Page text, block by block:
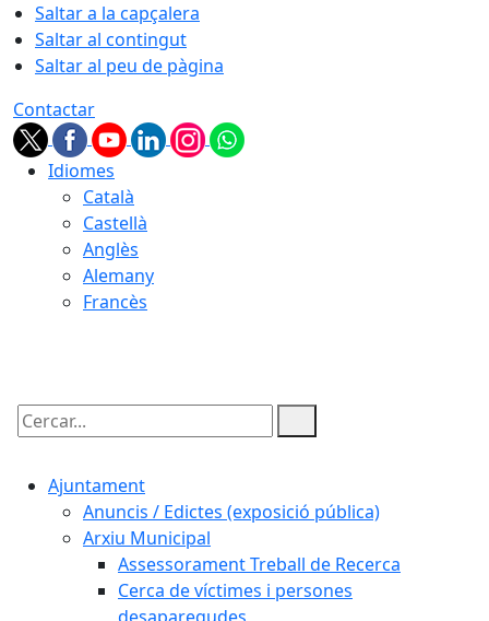
Saltar a la capçalera
Saltar al contingut
Saltar al peu de pàgina
Contactar
Idiomes
Català
Castellà
Anglès
Alemany
Francès
Cercar:
Ajuntament
Anuncis / Edictes (exposició pública)
Arxiu Municipal
Assessorament Treball de Recerca
Cerca de víctimes i persones